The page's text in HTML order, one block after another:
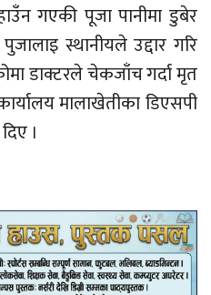
गएकी पूजा पानीमा डुबेर
स्थानीयले उद्दार गरि
डाक्टरले चेकजाँच गर्दा मृत
मालाखेतीका डिएसपी
।